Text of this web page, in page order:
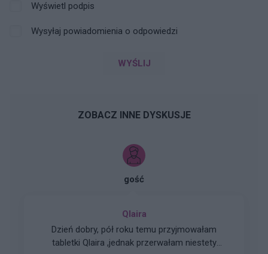
Wyświetl podpis
Wysyłaj powiadomienia o odpowiedzi
WYŚLIJ
ZOBACZ INNE DYSKUSJE
gość
Qlaira
Dzień dobry, pół roku temu przyjmowałam
tabletki Qlaira ,jednak przerwałam niestety